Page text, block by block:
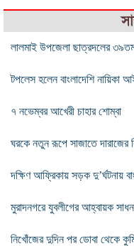
লালমাই উপজেলা ছাত্রদলের ৩৯তম
টপলেস হলেন বাংলাদেশি নায়িকা
৭ নভেম্বর আখেরী চাহার শোম্বা
ঘরকে নতুন রূপে সাজাতে
দক্ষিণ আফ্রিকায় সড়ক দু’র্ঘটনায়
মুরাদনগরে যুবলীগের আহ্বায়ক
নিখোঁজের দুদিন পর ডোবা থেকে